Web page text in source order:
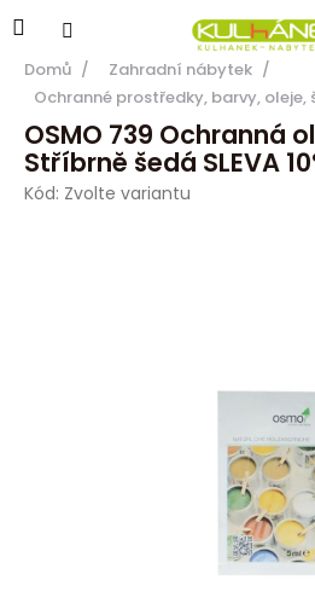
na
Domů / Zahradní nábytek /
Ochranné prostředky, barvy, oleje,
OSMO 739 Ochranná
Stříbrně šedá SLEVA
Kód: Zvolte variantu